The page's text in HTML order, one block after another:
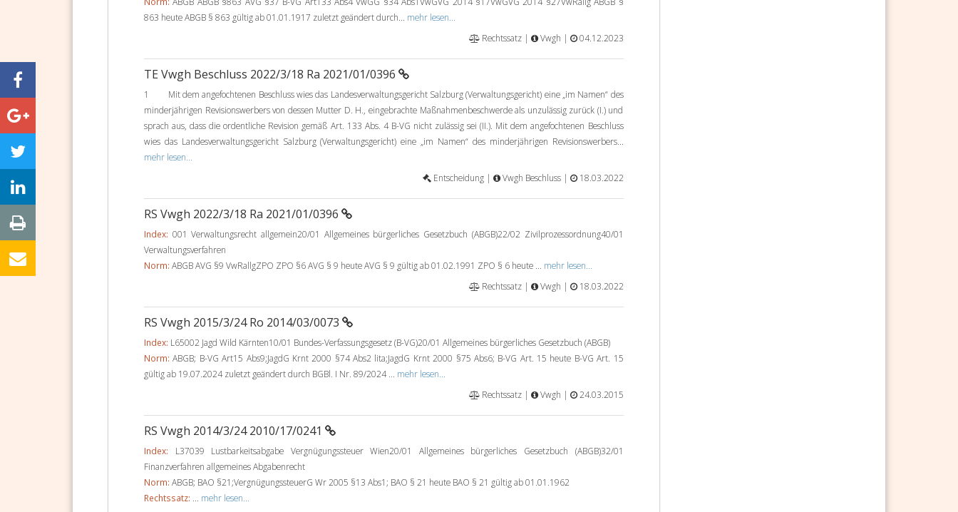
863 heute ABGB § 863 gültig ab 01.01.1917 zuletzt geändert durch... mehr lesen...
Rechtssatz |
Vwgh | 04.12.2023
TE Vwgh Beschluss 2022/3/18 Ra 2021/01/0396
1 Mit dem angefochtenen Beschluss wies das Landesverwaltungsgericht Salzburg (Verwaltungsgericht) eine „im Namen“ des
minderjährigen Revisionswerbers von dessen Mutter D. H., eingebrachte Maßnahmenbeschwerde als unzulässig zurück (I.) und
sprach aus, dass die ordentliche Revision gemäß Art. 133 Abs. 4 B-VG nicht zulässig sei (II.). Mit dem angefochtenen Beschluss
wies das Landesverwaltungsgericht Salzburg (Verwaltungsgericht) eine „im Namen“ des minderjährigen Revisionswerbers...
mehr lesen...
Entscheidung |
Vwgh Beschluss | 18.03.2022
RS Vwgh 2022/3/18 Ra 2021/01/0396
Index: 001 Verwaltungsrecht allgemein20/01 Allgemeines bürgerliches Gesetzbuch (ABGB)22/02 Zivilprozessordnung40/01
Verwaltungsverfahren
Norm: ABGB AVG §9 VwRallgZPO ZPO §6 AVG § 9 heute AVG § 9 gültig ab 01.02.1991 ZPO § 6 heute ... mehr lesen...
Rechtssatz |
Vwgh | 18.03.2022
RS Vwgh 2015/3/24 Ro 2014/03/0073
Index: L65002 Jagd Wild Kärnten10/01 Bundes-Verfassungsgesetz (B-VG)20/01 Allgemeines bürgerliches Gesetzbuch (ABGB)
Norm: ABGB; B-VG Art15 Abs9;JagdG Krnt 2000 §74 Abs2 lita;JagdG Krnt 2000 §75 Abs6; B-VG Art. 15 heute B-VG Art. 15
gültig ab 19.07.2024 zuletzt geändert durch BGBl. I Nr. 89/2024 ... mehr lesen...
Rechtssatz |
Vwgh | 24.03.2015
RS Vwgh 2014/3/24 2010/17/0241
Index: L37039 Lustbarkeitsabgabe Vergnügungssteuer Wien20/01 Allgemeines bürgerliches Gesetzbuch (ABGB)32/01
Finanzverfahren allgemeines Abgabenrecht
Norm: ABGB; BAO §21;VergnügungssteuerG Wr 2005 §13 Abs1; BAO § 21 heute BAO § 21 gültig ab 01.01.1962
Rechtssatz:
mehr lesen...